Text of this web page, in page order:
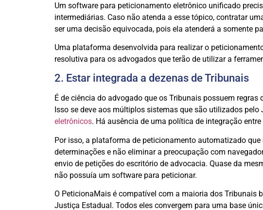
Um software para peticionamento eletrônico unificado
intermediárias. Caso não atenda a esse tópico, contratar
ser uma decisão equivocada, pois ela atenderá a somente
Uma plataforma desenvolvida para realizar o
resolutiva para os advogados que terão de utilizar a
2. Estar integrada a dezenas de Tribunais
É de ciência do advogado que os Tribunais possuem
Isso se deve aos múltiplos sistemas que são utilizados
eletrônicos. Há ausência de uma política de integração
Por isso, a plataforma de peticionamento automatizado
determinações e não eliminar a preocupação com
envio de petições do escritório de advocacia. Quase da
não possuía um software para peticionar.
O PeticionaMais é compatível com a maioria dos Tribunais
Justiça Estadual. Todos eles convergem para uma base